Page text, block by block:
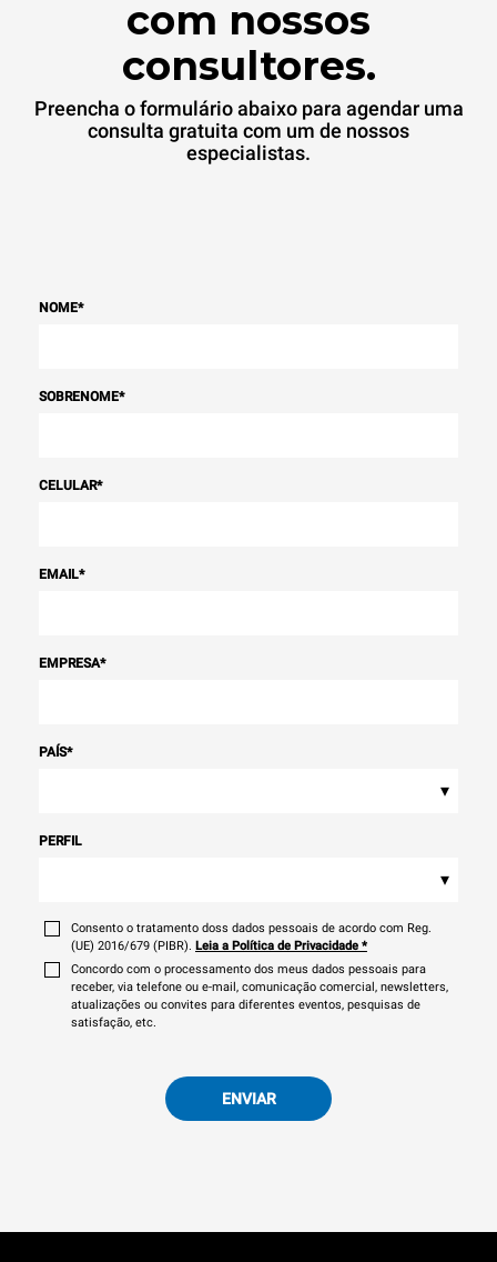
produzida a partir de fontes
renováveis. Greenhouse
Gas Protocol
com nossos
consultores.
Preencha o formulário abaixo para agendar uma
consulta gratuita com um de nossos
especialistas.
NOME*
SOBRENOME*
CELULAR*
EMAIL*
EMPRESA*
PAÍS*
▾
PERFIL
▾
Consento o tratamento doss dados pessoais de acordo com Reg.
(UE) 2016/679 (PIBR). Leia a Política de Privacidade *
Concordo com o processamento dos meus dados pessoais para
receber, via telefone ou e-mail, comunicação comercial, newsletters,
atualizações ou convites para diferentes eventos, pesquisas de
satisfação, etc.
ENVIAR